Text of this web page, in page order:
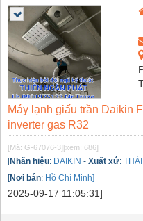
Máy lạnh giấu trần Daikin
inverter gas R32
[Mã: G-67076-3][xem: 686]
[Nhãn hiệu: DAIKIN - Xuất xứ:
[Nơi bán: Hồ Chí Minh]
2025-09-17 11:05:31]